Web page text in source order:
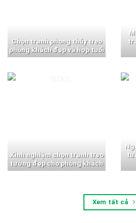
Chọn tranh phong thủy treo
phòng khách đẹp và hợp tuổi
Kinh nghiệm chọn tranh treo
tường đẹp cho phòng khách
Xem tất cả